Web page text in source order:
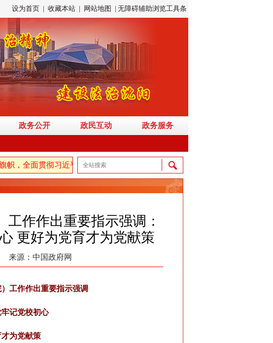
设为首页 收藏本站 网站地图 无障碍辅助浏览工具条
政务公开 政民互动 政务服务
，全面贯彻习近平新时代中国特色社会主义思想，弘扬伟大建党精神，自
作作出重要指示强调：
更好为党育才为党献策
源：中国政府网
工作作出重要指示强调
记党校初心
为党献策